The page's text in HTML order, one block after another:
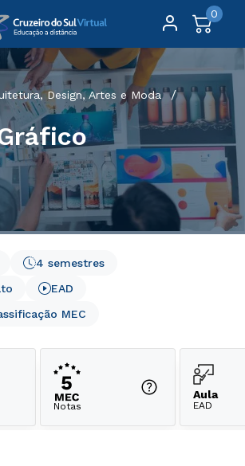
0
Design, Artes e Moda
MEC
4 semestres
EAD
Notas
Aula
EAD